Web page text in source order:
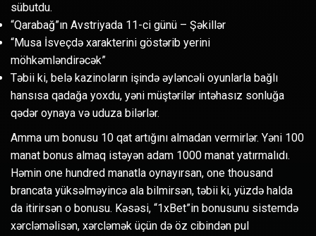
sübutdu.
“Qarabağ”ın Avstriyada 11-ci günü – Şəkillər
“Musa İsveçdə xarakterini göstərib yerini
möhkəmləndirəcək”
Təbii ki, belə kazinoların işində əyləncəli oyunlarla bağlı
hansısa qadağa yoxdu, yəni müştərilər intəhasız sonluğa
qədər oynaya və uduza bilərlər.
Amma um bonusu 10 qat artığını almadan vermirlər. Yəni 100
manat bonus almaq istəyən adam 1000 manat yatırmalıdı.
Həmin one hundred manatla oynayırsan, one thousand
brancata yüksəlməyincə ala bilmirsən, təbii ki, yüzdə halda
da itirirsən o bonusu. Kəsəsi, “1xBet”in bonusunu sistemdə
xərcləməlisən, xərcləmək üçün də öz cibindən pul